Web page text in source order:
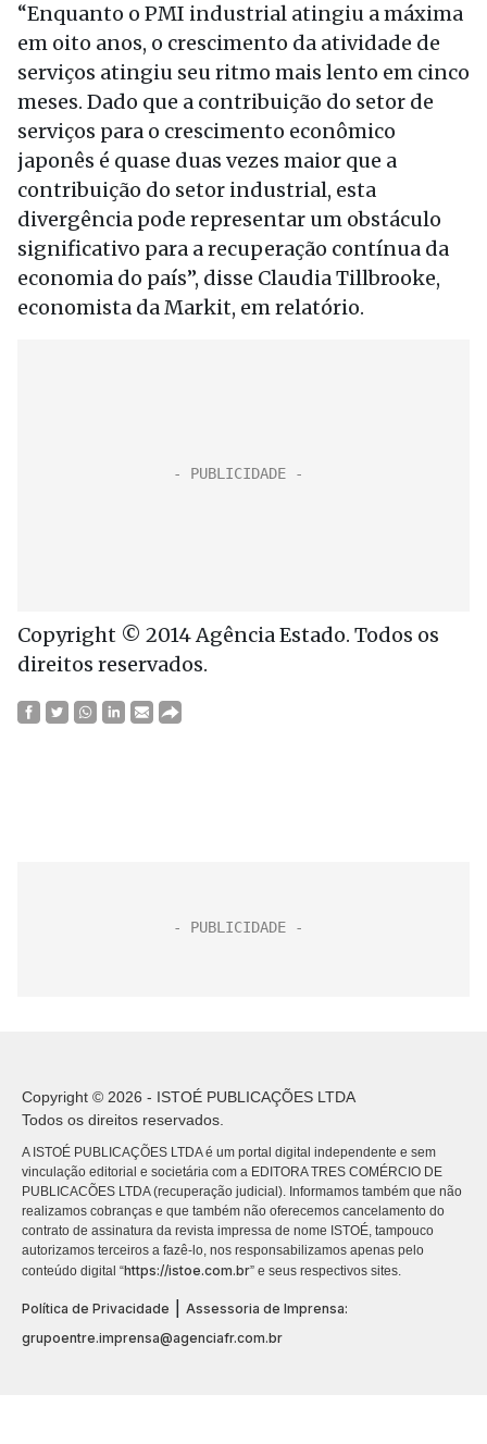
“Enquanto o PMI industrial atingiu a máxima
em oito anos, o crescimento da atividade de
serviços atingiu seu ritmo mais lento em cinco
meses. Dado que a contribuição do setor de
serviços para o crescimento econômico
japonês é quase duas vezes maior que a
contribuição do setor industrial, esta
divergência pode representar um obstáculo
significativo para a recuperação contínua da
economia do país”, disse Claudia Tillbrooke,
economista da Markit, em relatório.
Copyright © 2014 Agência Estado. Todos os
direitos reservados.
Copyright © 2026 - ISTOÉ PUBLICAÇÕES LTDA
Todos os direitos reservados.
A ISTOÉ PUBLICAÇÕES LTDA é um portal digital independente e sem
vinculação editorial e societária com a EDITORA TRES COMÉRCIO DE
PUBLICACÕES LTDA (recuperação judicial). Informamos também que não
realizamos cobranças e que também não oferecemos cancelamento do
contrato de assinatura da revista impressa de nome ISTOÉ, tampouco
autorizamos terceiros a fazê-lo, nos responsabilizamos apenas pelo
conteúdo digital “https://istoe.com.br” e seus respectivos sites.
Política de Privacidade
Assessoria de Imprensa:
grupoentre.imprensa@agenciafr.com.br